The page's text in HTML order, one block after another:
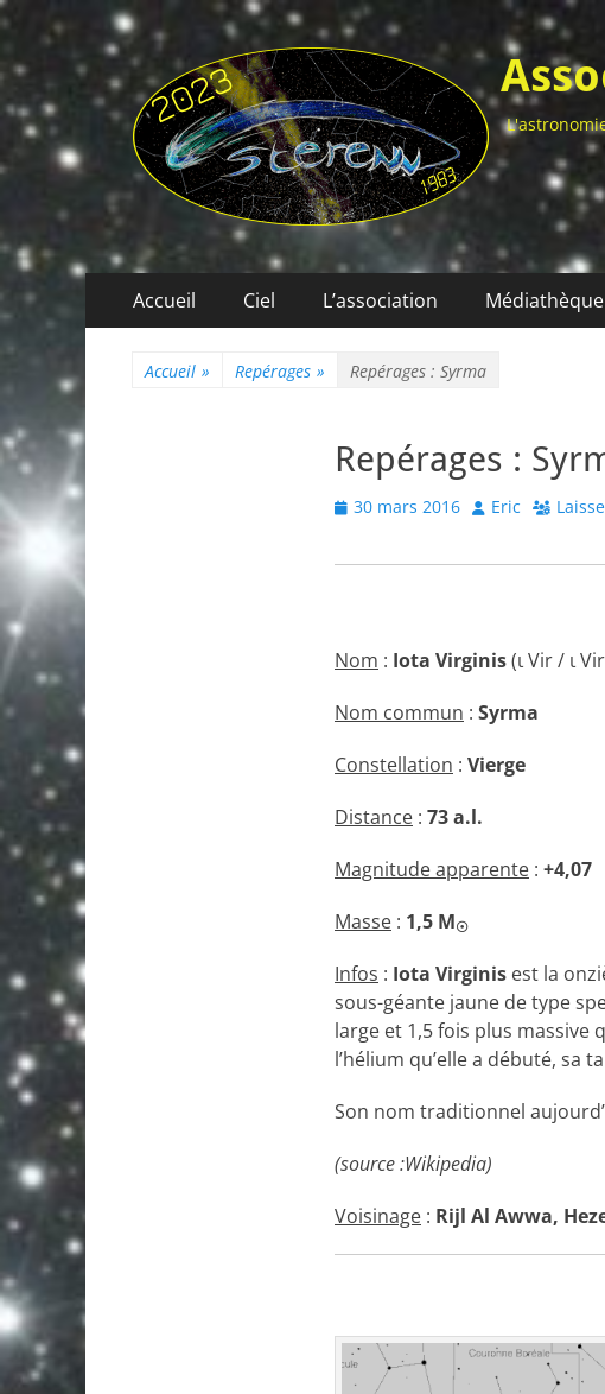
Menu
principal
Accueil Ciel L’association Médiathèque
Accueil » Repérages » Repérages : Syrma
Repérages :
Posted
30 mars 2016 Author
Eric
Nom : Iota Virginis(ι Vir / ι
Nom commun : Syrma
Constellation : Vierge
Distance : 73 a.l.
Magnitude apparente : +4,07
Masse : 1,5 M☉
Infos : Iota Virginis est la
sous-géante jaune de type
large et 1,5 fois plus massive
l’hélium qu’elle a débuté, sa
Son nom traditionnel
(source :Wikipedia)
Voisinage : Rijl Al Awwa,